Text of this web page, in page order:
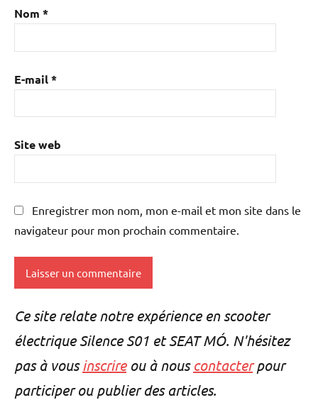
Nom *
E-mail*
Site web
Enregistrer mon nom, mon e-mail et mon site dans le
navigateur pour mon prochain commentaire.
Ce site relate notre expérience en scooter
électrique Silence S01 et SEAT MÓ. N'hésitez
pas à vousinscrireou à nous contacterpour
participer ou publier des articles.